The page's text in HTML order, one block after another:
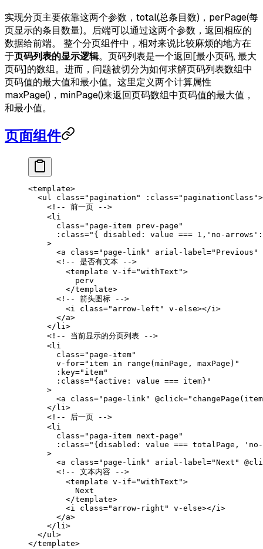
实现分页主要依靠这两个参数，total(总条目数)，perPage(每
页显示的条目数量)。后端可以通过这两个参数，返回相应的
数据给前端。 整个分页组件中，相对来说比较麻烦的地方在
于页码列表的显示逻辑。页码列表是一个返回[最小页码, 最大
页码]的数组。进而，问题被切分为如何求解页码列表数组中
页码值的最大值和最小值。这里定义两个计算属性
maxPage()，minPage()来返回页码数组中页码值的最大值，
和最小值。
页面组件
<template>
  <
ul class="pagination" :class="paginationClass">
    <!-- 前一页 -->
    <
li
      class
="page-item prev-page"
      :class
="{ disabled: value === 1,'no-
    >
      <
a class="page-link" arial-label="Previous"
      <!-- 是否有文本 -->
        <
template v-if="withText">
          perv
        </
template>
      <!-- 箭头图标 -->
        <
i class="arrow-left" v-else></i>
      </
a>
    </
li>
    <!-- 当前显示的分页列表 -->
    <
li
      class
="page-item"
      v-for
="item in range(minPage, maxPage)"
      :key
="item"
      :class
="{active: value === item}"
    >
      <
a class="page-link" @click=
    </
li>
    <!-- 后一页 -->
    <
li
      class
="paga-item next-page"
      :class
="{disabled: value === totalPage,
    >
      <
a class="page-link" arial-label="Next"
      <!-- 文本内容 -->
        <
template v-if="withText">
          Next
        </
template>
        <
i class="arrow-right" v-else></i>
      </
a>
    </
li>
  </
ul>
</template>